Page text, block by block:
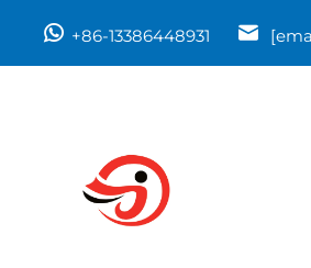
+86-13386448931